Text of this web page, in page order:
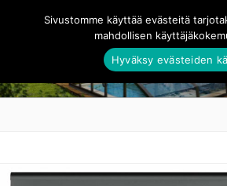
UIMA-ALTAITA.FI
Parhaat uima-altaat edullisesti
Sivustomme käyttää evästeitä
mahdollisen
Hyväksy evästeiden